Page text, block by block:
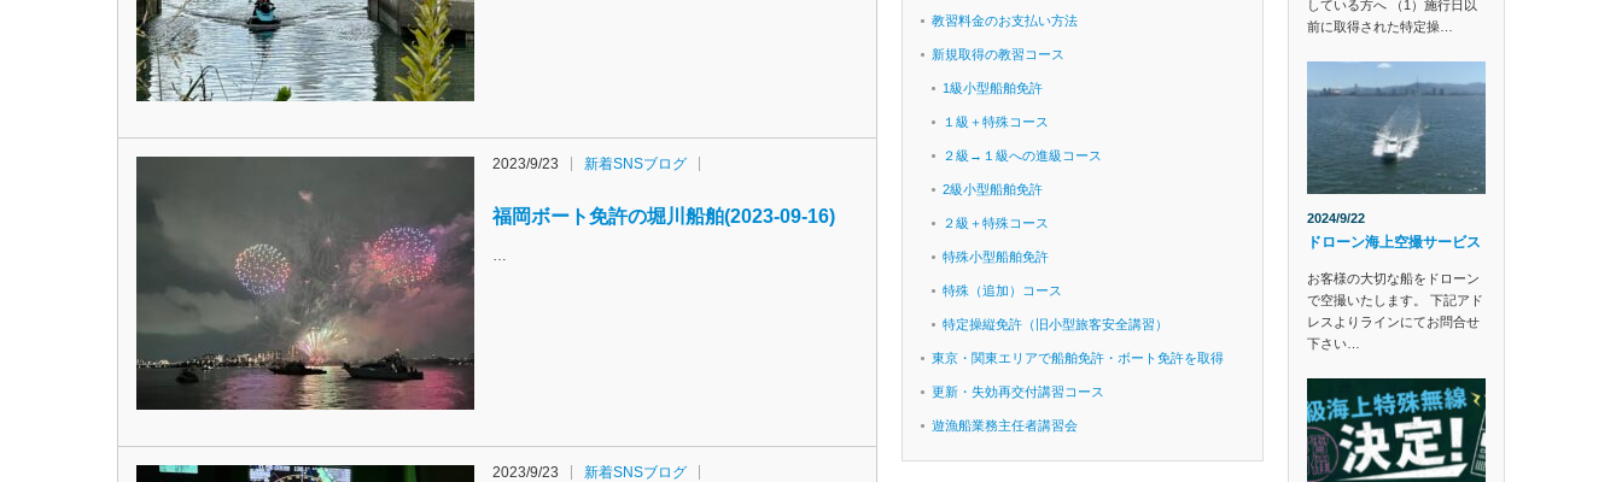
2023/9/23 新着SNSブログ
福岡ボート免許の堀川船舶(2023-09-16)
…
2023/9/23 新着SNSブログ
教習料金のお支払い方法
新規取得の教習コース
1級小型船舶免許
１級＋特殊コース
２級→１級への進級コース
2級小型船舶免許
２級＋特殊コース
特殊小型船舶免許
特殊（追加）コース
特定操縦免許（旧小型旅客安全講習）
東京・関東エリアで船舶免許・ボート免許を取得
更新・失効再交付講習コース
遊漁船業務主任者講習会
している方へ （1）施行日以
前に取得された特定操…
2024/9/22
ドローン海上空撮サービス
お客様の大切な船をドローン
で空撮いたします。 下記アド
レスよりラインにてお問合せ
下さい…